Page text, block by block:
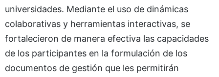
universidades. Mediante el uso de dinámicas
colaborativas y herramientas interactivas, se
fortalecieron de manera efectiva las capacidades
de los participantes en la formulación de los
documentos de gestión que les permitirán